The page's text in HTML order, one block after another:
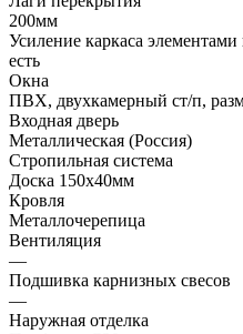
200мм
Усиление каркаса
есть
Окна
ПВХ, двухкамерный ст/п,
Входная дверь
Металлическая (Россия)
Стропильная система
Доска 150х40мм
Кровля
Металлочерепица
Вентиляция
—
Подшивка карнизных свесов
—
Наружная отделка